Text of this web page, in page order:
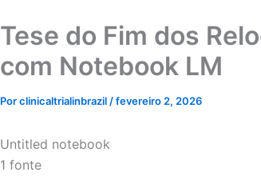
Tese do Fim dos
com Notebook LM
Porclinicaltrialinbrazil /fevereiro 2, 2026
Untitled notebook
1 fonte